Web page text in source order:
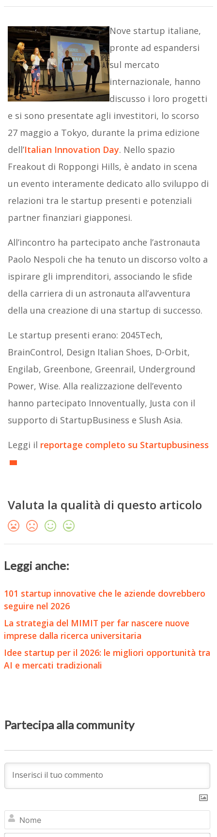
Nove startup italiane,
pronte ad espandersi
sul mercato
internazionale, hanno
discusso i loro progetti
e si sono presentate agli investitori, lo scorso
27 maggio a Tokyo, durante la prima edizione
dell’Italian Innovation Day. Nello spazio
Freakout di Roppongi Hills, è andato in scena
un evento interamente dedicato allo sviluppo di
relazioni tra le startup presenti e potenziali
partner finanziari giapponesi.
All’incontro ha partecipato anche l’astronauta
Paolo Nespoli che ha tenuto un discorso volto a
ispirare gli imprenditori, associando le sfide
della carriera di un astronauta all’avventura
della una creazione di una startup di successo.
Le startup presenti erano: 2045Tech,
BrainControl, Design Italian Shoes, D-Orbit,
Engilab, Greenbone, Greenrail, Underground
Power, Wise. Alla realizzazione dell’evento
hanno partecipato Innoventually, Justa con il
supporto di StartupBusiness e Slush Asia.
Leggi il reportage completo su Startupbusiness
Valuta la qualità di questo articolo
Leggi anche:
101 startup innovative che le aziende dovrebbero
seguire nel 2026
La strategia del MIMIT per far nascere nuove
imprese dalla ricerca universitaria
Idee startup per il 2026: le migliori opportunità tra
AI e mercati tradizionali
Partecipa alla community